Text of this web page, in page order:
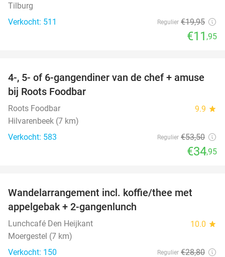
Tilburg
Verkocht: 511
Regulier €19,95
€11 ,95
35%
4-, 5- of 6-gangendiner van de chef + amuse
bij Roots Foodbar
Roots Foodbar 9.9 star
Hilvarenbeek (7 km)
Verkocht: 583
Regulier €53,50
€34,95
Wandelarrangement incl. koffie/thee met
appelgebak + 2-gangenlunch
Lunchcafé Den Heijkant 10.0 star
Moergestel (7 km)
Verkocht: 150
Regulier €28,80